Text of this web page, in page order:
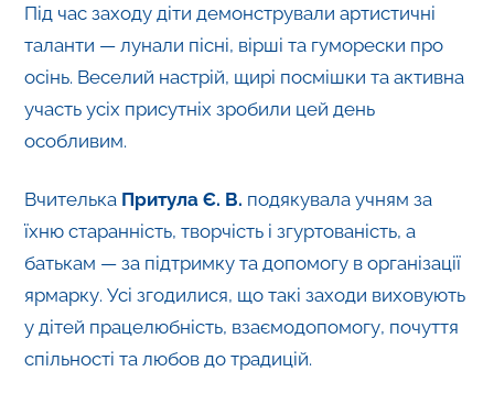
Під час заходу діти демонстрували артистичні
таланти — лунали пісні, вірші та гуморески про
осінь. Веселий настрій, щирі посмішки та активна
участь усіх присутніх зробили цей день
особливим.
Вчителька Притула Є. В. подякувала учням за
їхню старанність, творчість і згуртованість, а
батькам — за підтримку та допомогу в організації
ярмарку. Усі згодилися, що такі заходи виховують
у дітей працелюбність, взаємодопомогу, почуття
спільності та любов до традицій.